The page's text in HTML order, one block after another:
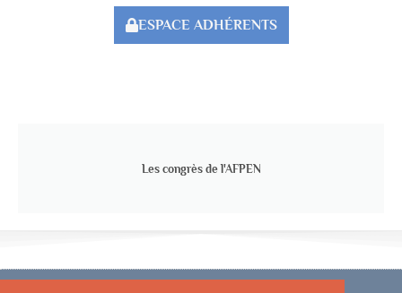
ESPACE ADHÉRENTS
Les congrès de l'AFPEN